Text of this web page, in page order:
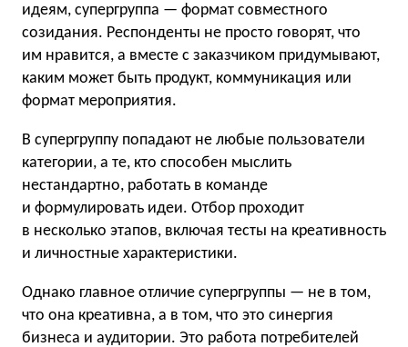
идеям, супергруппа — формат совместного
созидания. Респонденты не просто говорят, что
им нравится, а вместе с заказчиком придумывают,
каким может быть продукт, коммуникация или
формат мероприятия.
В супергруппу попадают не любые пользователи
категории, а те, кто способен мыслить
нестандартно, работать в команде
и формулировать идеи. Отбор проходит
в несколько этапов, включая тесты на креативность
и личностные характеристики.
Однако главное отличие супергруппы — не в том,
что она креативна, а в том, что это синергия
бизнеса и аудитории. Это работа потребителей